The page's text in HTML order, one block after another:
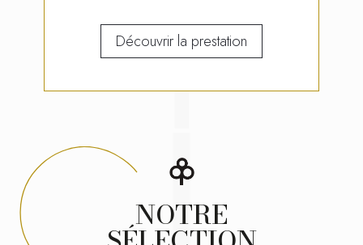
Découvrir la prestation
NOTRE